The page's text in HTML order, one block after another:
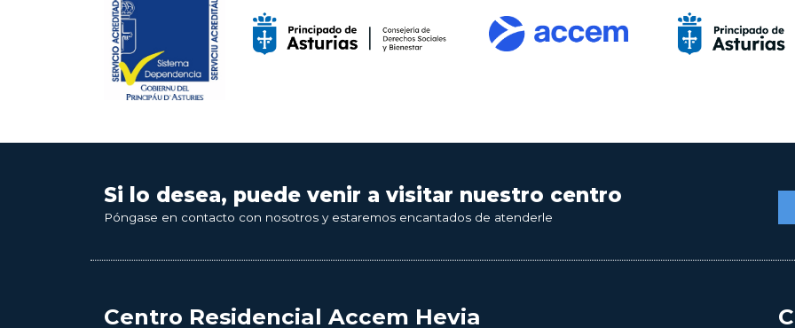
Si lo desea, puede venir a visitar nuestro centro
Póngase en contacto con nosotros y estaremos encantados de atenderle
Centro Residencial Accem Hevia